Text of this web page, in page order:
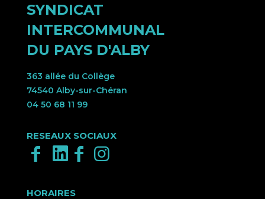
SYNDICAT
INTERCOMMUNAL
DU PAYS D'ALBY
363 allée du Collège
74540 Alby-sur-Chéran
04 50 68 11 99
RESEAUX SOCIAUX
HORAIRES